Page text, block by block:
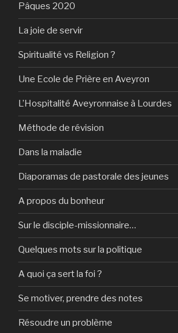
Pâques 2020
La joie de servir
Spiritualité vs Religion ?
Une Ecole de Prière en Aveyron
L’Hospitalité Aveyronnaise à Lourdes
Méthode de révision
Dans la maladie
Diaporamas de pastorale des jeunes
A propos du bonheur
Sur le disciple-missionnaire…
Quelques mots sur la politique
A quoi ça sert la foi ?
Se motiver, prendre des notes
Résoudre un problème